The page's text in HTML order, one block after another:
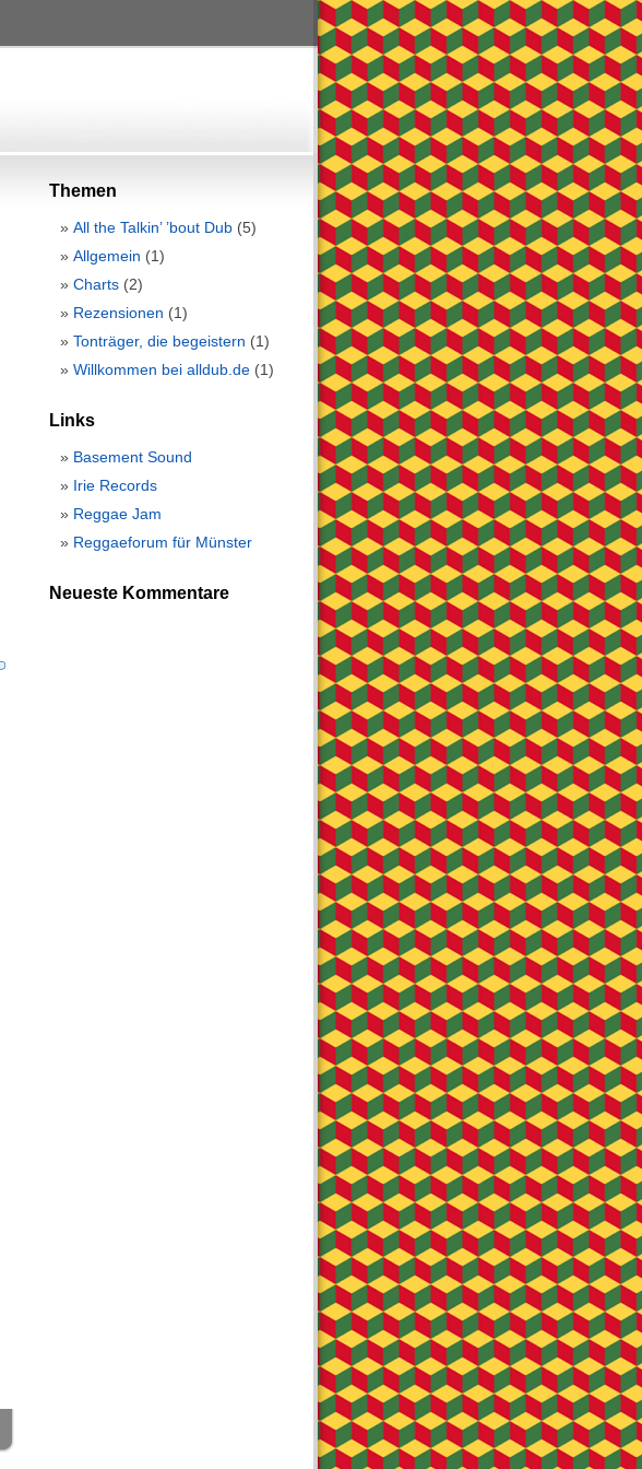
Themen
All the Talkin’ ’bout Dub (5)
Allgemein (1)
Charts (2)
Rezensionen (1)
Tonträger, die begeistern (1)
Willkommen bei alldub.de (1)
Links
Basement Sound
Irie Records
Reggae Jam
Reggaeforum für Münster
Neueste Kommentare